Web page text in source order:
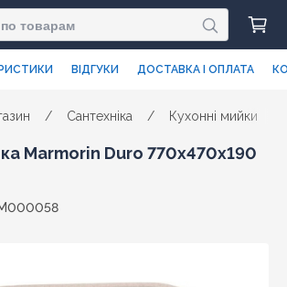
ВІДГУКИ ДОСТАВКА І ОПЛАТА
/ Сантехніка / Кухонні мийки
Marmorin Duro 770х470х190